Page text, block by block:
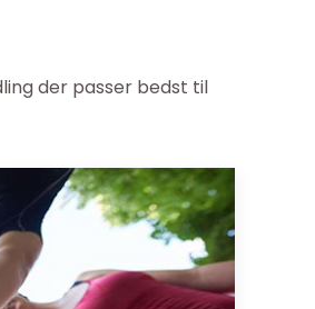
der passer bedst til